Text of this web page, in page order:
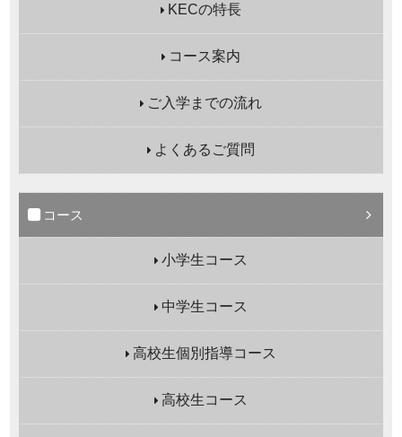
KECの特長
コース案内
ご入学までの流れ
よくあるご質問
コース
小学生コース
中学生コース
高校生個別指導コース
高校生コース